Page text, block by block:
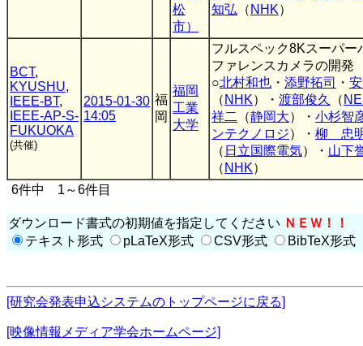
松
市）
知弘 （ NHK）
BCT,
KYUSHU,
IEEE-BT,
IEEE-AP-S-
FUKUOKA
(共催)
2015-01-30
14:05
福
岡
福岡
工業
大学
フルスペック8Kスーパー
ファレンスカメラの開発
○北村和也 ・ 添野拓司 ・
（ NHK）・ 渡部俊久 （
祥二
（静岡大）・ 小杉智
ンテクノロジ）・ 柳 忠
（ 日立国際電気）・ 山下
（ NHK）
6件中 1～6件目
ダウンロード書式の初期値を指定してください ＮＥＷ！！
テキスト形式
pLaTeX形式 CSV形式 BibTeX形式
[研究会発表申込システムのトップページに戻る]
[映像情報メディア学会ホームページ]